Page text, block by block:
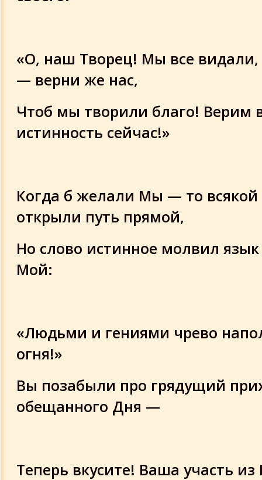
«О, наш Творец! Мы все видали,
— верни же нас,
Чтоб мы творили благо! Верим
истинность сейчас!»
Когда б желали Мы — то
открыли путь прямой,
Но слово истинное молвил язык
Мой:
«Людьми и гениями чрево
огня!»
Вы позабыли про грядущий
обещанного Дня —
Теперь вкусите! Ваша участь